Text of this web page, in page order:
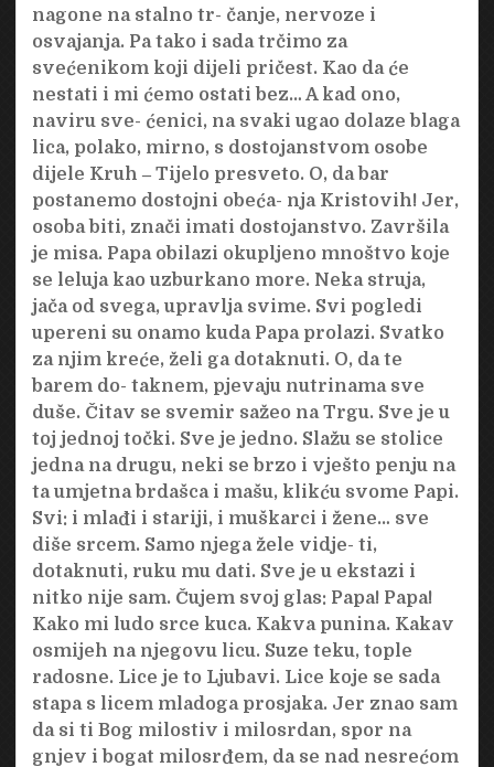
nagone na stalno tr- čanje, nervoze i
osvajanja. Pa tako i sada trčimo za
svećenikom koji dijeli pričest. Kao da će
nestati i mi ćemo ostati bez… A kad ono,
naviru sve- ćenici, na svaki ugao dolaze blaga
lica, polako, mirno, s dostojanstvom osobe
dijele Kruh ‒ Tijelo presveto. O, da bar
postanemo dostojni obeća- nja Kristovih! Jer,
osoba biti, znači imati dostojanstvo. Završila
je misa. Papa obilazi okupljeno mnoštvo koje
se leluja kao uzburkano more. Neka struja,
jača od svega, upravlja svime. Svi pogledi
upereni su onamo kuda Papa prolazi. Svatko
za njim kreće, želi ga dotaknuti. O, da te
barem do- taknem, pjevaju nutrinama sve
duše. Čitav se svemir sažeo na Trgu. Sve je u
toj jednoj točki. Sve je jedno. Slažu se stolice
jedna na drugu, neki se brzo i vješto penju na
ta umjetna brdašca i mašu, klikću svome Papi.
Svi: i mlađi i stariji, i muškarci i žene… sve
diše srcem. Samo njega žele vidje- ti,
dotaknuti, ruku mu dati. Sve je u ekstazi i
nitko nije sam. Čujem svoj glas: Papa! Papa!
Kako mi ludo srce kuca. Kakva punina. Kakav
osmijeh na njegovu licu. Suze teku, tople
radosne. Lice je to Ljubavi. Lice koje se sada
stapa s licem mladoga prosjaka. Jer znao sam
da si ti Bog milostiv i milosrdan, spor na
gnjev i bogat milosrđem, da se nad nesrećom